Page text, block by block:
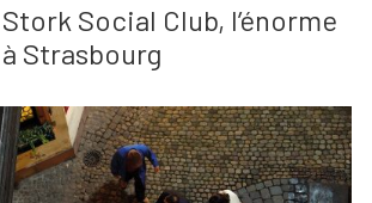
Social Club, l’énorme
Strasbourg